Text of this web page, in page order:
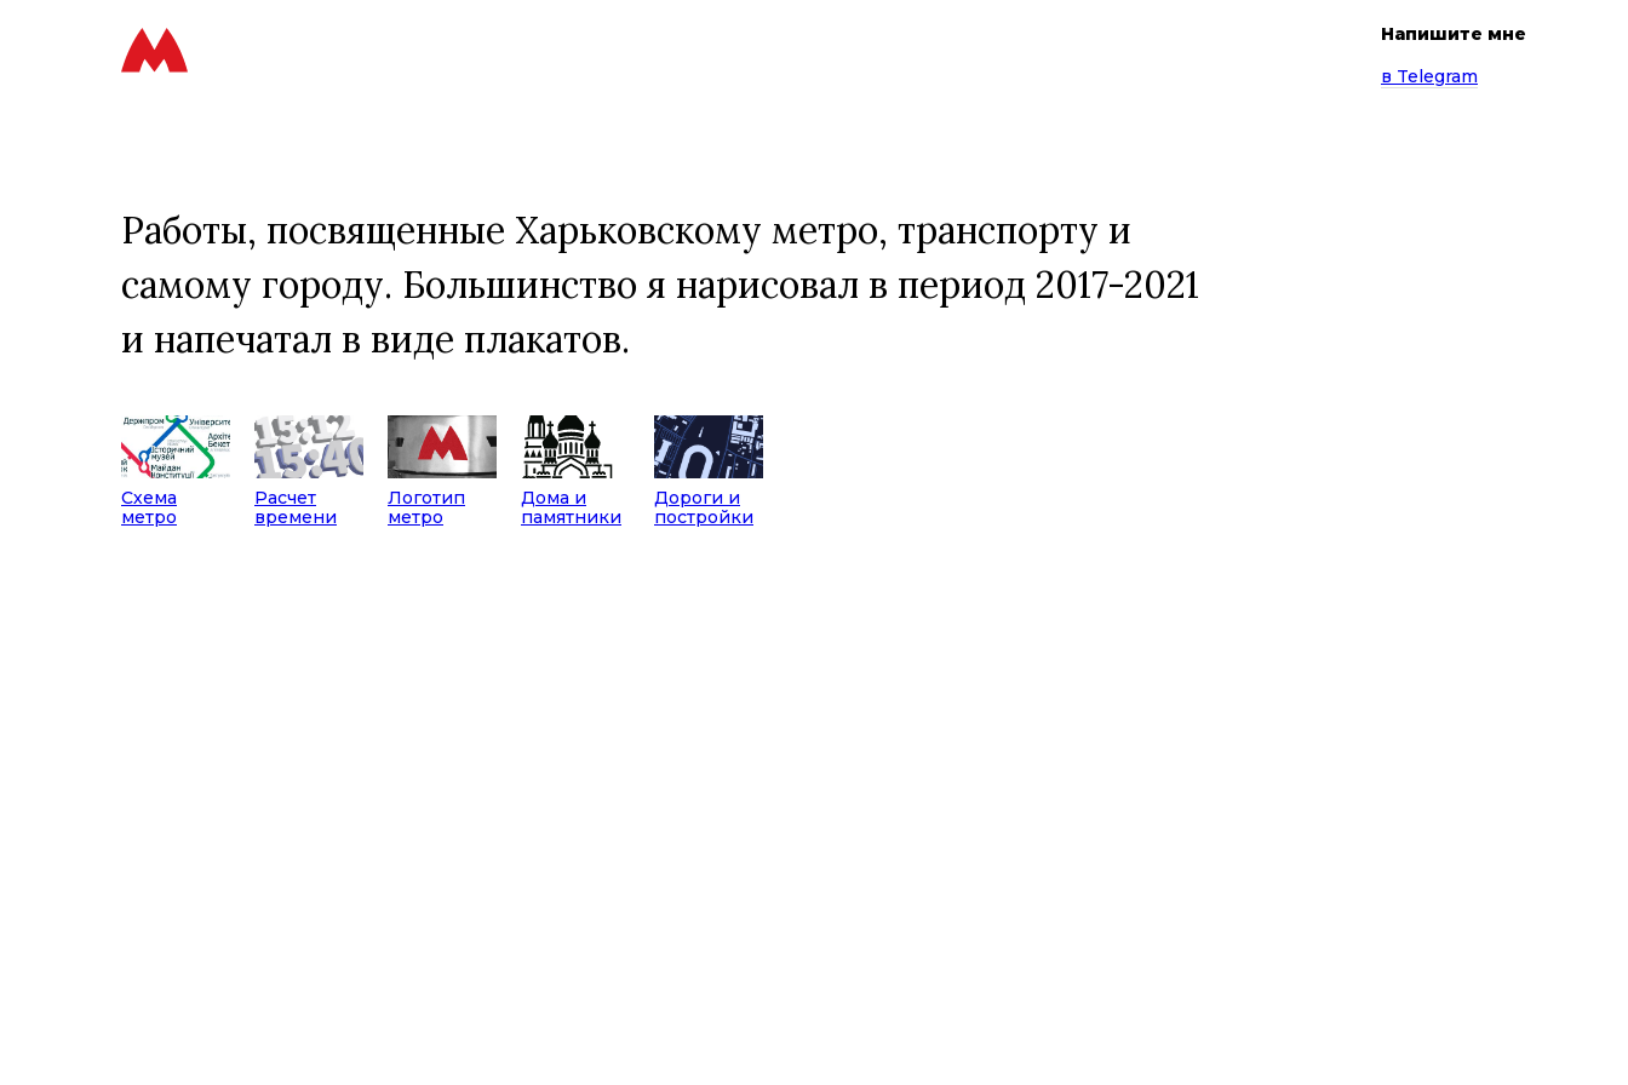
Напишите мне
в Telegram
Работы, посвященные Харьковскому метро, транспорту и
самому городу. Большинство я нарисовал в период 2017-2021
и напечатал в виде плакатов.
Схема
метро
Расчет
времени
Логотип
метро
Дома и
памятники
Дороги и
постройки